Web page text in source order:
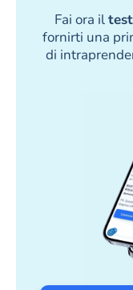
Fai ora il
fornirti una
di